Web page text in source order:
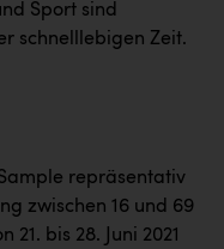
Sport sind
schnelllebigen Zeit.
repräsentativ
zwischen 16 und 69
21. bis 28. Juni 2021